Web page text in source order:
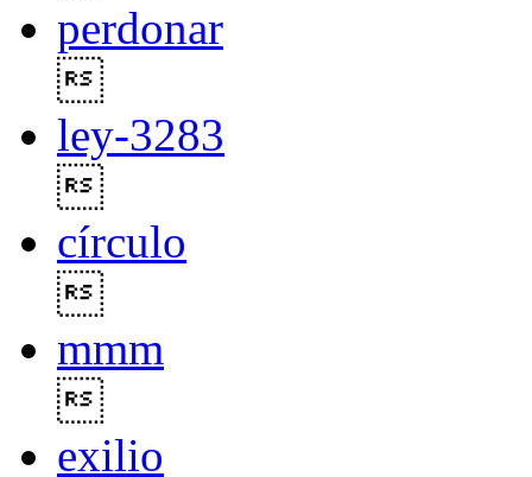
perdonar
ley-3283
círculo
mmm
exilio